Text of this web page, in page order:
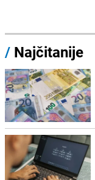
/ Najčitanije